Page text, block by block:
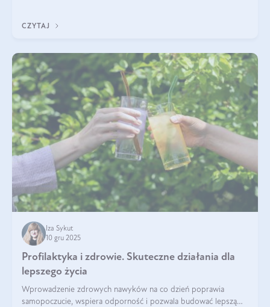
CZYTAJ
Iza Sykut
10 gru 2025
Profilaktyka i zdrowie. Skuteczne działania dla
lepszego życia
Wprowadzenie zdrowych nawyków na co dzień poprawia
samopoczucie, wspiera odporność i pozwala budować lepszą